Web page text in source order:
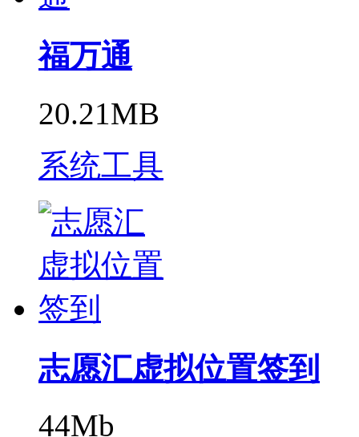
福万通
20.21MB
系统工具
志愿汇虚拟位置签到
44Mb